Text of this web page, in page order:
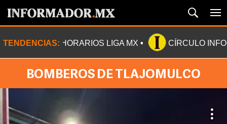
TENDENCIAS: HORARIOS LIGA MX CÍRCULO
BOMBEROS DE TLAJOMULCO